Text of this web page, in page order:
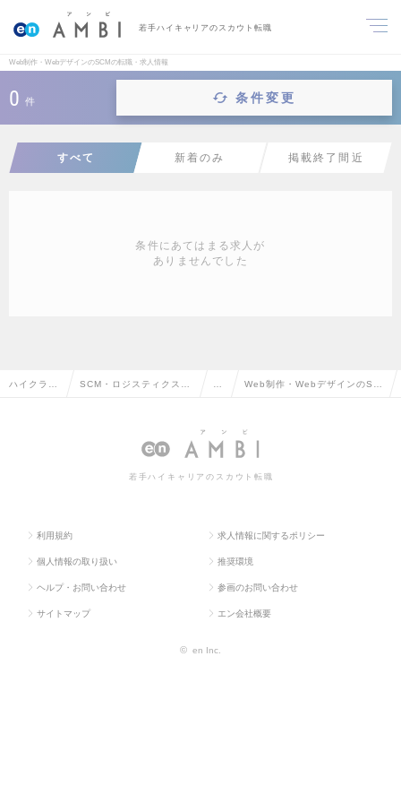
若手ハイキャリアのスカウト転職
Web制作・WebデザインのSCMの転職・求人情報
0 件 条件変更
すべて 新着のみ 掲載終了間近
条件にあてはまる求人が
ありませんでした
ハイクラス SCM・ロジスティクス・
M
Web制作・WebデザインのSC
若手ハイキャリアのスカウト転職
利用規約 求人情報に関するポリシー
個人情報の取り扱い 推奨環境
ヘルプ・お問い合わせ 参画のお問い合わせ
サイトマップ エン会社概要
© en Inc.